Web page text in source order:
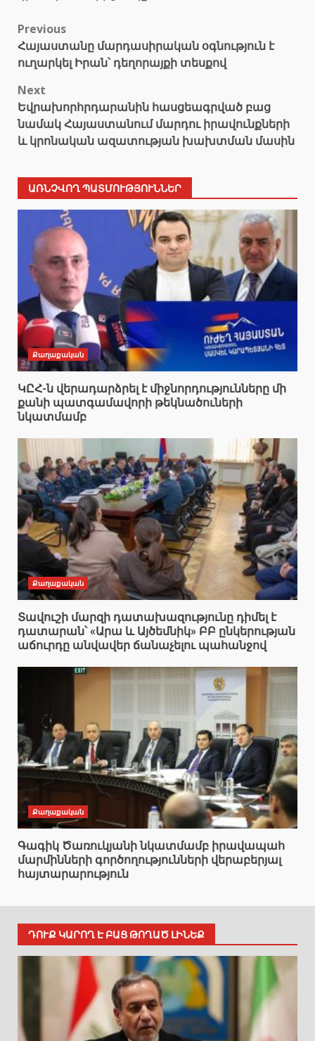
Post
navigation
Previous
Հայաստանը մարդասիրական օգնություն է
ուղարկել Իրան՝ դեղորայքի տեսքով
Next
Եվրախորհրդարանին հասցեագրված բաց
նամակ Հայաստանում մարդու իրավունքների
և կրոնական ազատության խախտման մասին
ԱՌՆՉՎՈՂ ՊԱՏՄՈՒԹՅՈՒՆՆԵՐ
Քաղաքական
ԿԸՀ-ն վերադարձրել է միջնորդությունները մի
քանի պատգամավորի թեկնածուների
նկատմամբ
Քաղաքական
Տավուշի մարզի դատախազությունը դիմել է
դատարան՝ «Արա և Այծեմնիկ» ԲԲ ընկերության
աճուրդը անվավեր ճանաչելու պահանջով
Քաղաքական
Գագիկ Ծառուկյանի նկատմամբ իրավապահ
մարմինների գործողությունների վերաբերյալ
հայտարարություն
ԴՈՒՔ ԿԱՐՈՂ Է ԲԱՑ ԹՈՂԱԾ ԼԻՆԵՔ